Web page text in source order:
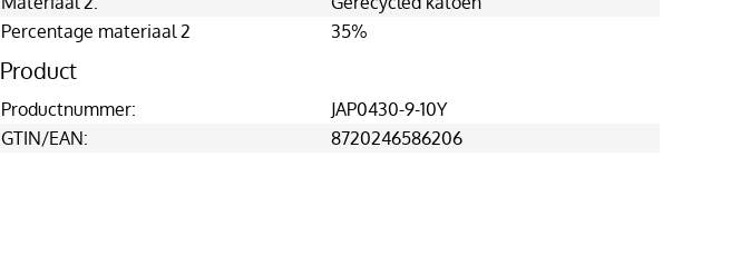
Percentage materiaal 2
35%
Product
Productnummer:
JAP0430-9-10Y
GTIN/EAN:
8720246586206